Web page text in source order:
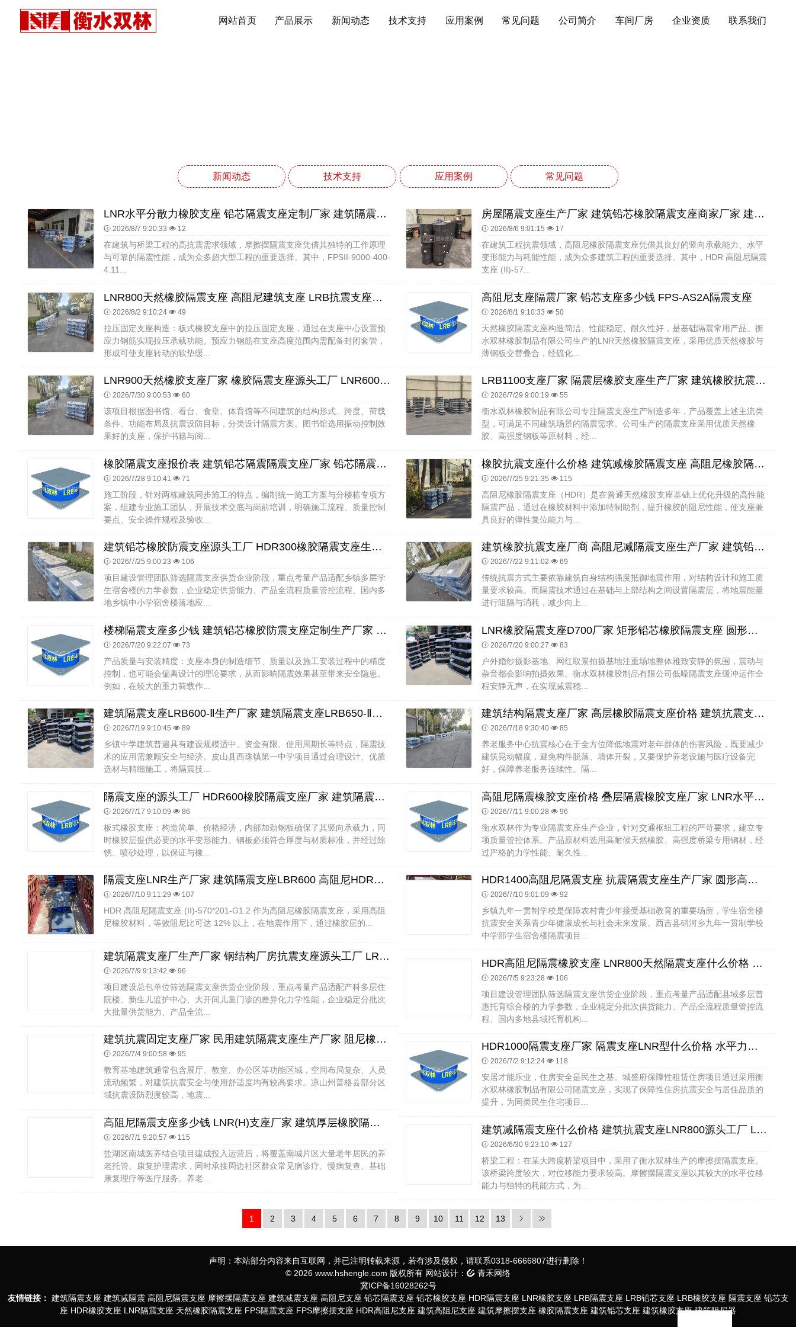
网站首页 产品展示 新闻动态 技术支持 应用案例 常见问题 公司简介 车间厂房 企业资质 联系我们
新闻动态 技术支持 应用案例 常见问题
LNR水平分散力橡胶支座 铅芯隔震支座定制厂家 建筑隔震层隔震支座生产厂家
2026/8/7 9:20:33 12
在建筑与桥梁工程的高抗震需求领域，摩擦摆隔震支座凭借其独特的工作原理
与可靠的隔震性能，成为众多超大型工程的重要选择。其中，FPSII-9000-400-
4.11...
房屋隔震支座生产厂家 建筑铅芯橡胶隔震支座商家厂家 建筑矩形HDR高阻尼隔震支座
2026/8/6 9:01:15 17
在建筑工程抗震领域，高阻尼橡胶隔震支座凭借其良好的竖向承载能力、水平
变形能力与耗能性能，成为众多建筑工程的重要选择。其中，HDR 高阻尼隔震
支座 (II)-57...
LNR800天然橡胶隔震支座 高阻尼建筑支座 LRB抗震支座源头工厂
2026/8/2 9:10:24 49
拉压固定支座构造：板式橡胶支座中的拉压固定支座，通过在支座中心设置预
应力钢筋实现拉压承载功能。预应力钢筋在支座高度范围内需配备封闭套管，
形成可使支座转动的软垫缓...
高阻尼支座隔震厂家 铅芯支座多少钱 FPS-AS2A隔震支座
2026/8/1 9:10:33 50
天然橡胶隔震支座构造简洁、性能稳定、耐久性好，是基础隔震常用产品。衡
水双林橡胶制品有限公司生产的LNR天然橡胶隔震支座，采用优质天然橡胶与
薄钢板交替叠合，经硫化...
LNR900天然橡胶支座厂家 橡胶隔震支座源头工厂 LNR600橡胶支座生产加工
2026/7/30 9:00:53 60
该项目根据图书馆、看台、食堂、体育馆等不同建筑的结构形式、跨度、荷载
条件、功能布局及抗震设防目标，分类设计隔震方案。图书馆选用振动控制效
果好的支座，保护书籍与阅...
LRB1100支座厂家 隔震层橡胶支座生产厂家 建筑橡胶抗震支座定制生产厂家
2026/7/29 9:00:19 55
衡水双林橡胶制品有限公司专注隔震支座生产制造多年，产品覆盖上述主流类
型，可满足不同建筑场景的隔震需求。公司生产的隔震支座采用优质天然橡
胶、高强度钢板等原材料，经...
橡胶隔震支座报价表 建筑铅芯隔震隔震支座厂家 铅芯隔震隔震支座生产厂家
2026/7/28 9:10:41 71
施工阶段，针对两栋建筑同步施工的特点，编制统一施工方案与分楼栋专项方
案，组建专业施工团队，开展技术交底与岗前培训，明确施工流程、质量控制
要点、安全操作规程及验收...
橡胶抗震支座什么价格 建筑减橡胶隔震支座 高阻尼橡胶隔震支座支座厂家
2026/7/25 9:21:35 115
高阻尼橡胶隔震支座（HDR）是在普通天然橡胶支座基础上优化升级的高性能
隔震产品，通过在橡胶材料中添加特制助剂，提升橡胶的阻尼性能，使支座兼
具良好的弹性复位能力与...
建筑铅芯橡胶防震支座源头工厂 HDR300橡胶隔震支座生产厂家 LNR橡胶隔震支座D420什么价格
2026/7/25 9:00:23 106
项目建设管理团队筛选隔震支座供货企业阶段，重点考量产品适配乡镇多层学
生宿舍楼的力学参数，企业稳定供货能力、产品全流程质量管控流程、国内多
地乡镇中小学宿舍楼落地应...
建筑橡胶抗震支座厂商 高阻尼减隔震支座生产厂家 建筑铅芯叠层隔震支座源头工厂
2026/7/22 9:11:02 69
传统抗震方式主要依靠建筑自身结构强度抵御地震作用，对结构设计和施工质
量要求较高。而隔震技术通过在基础与上部结构之间设置隔震层，将地震能量
进行阻隔与消耗，减少向上...
楼梯隔震支座多少钱 建筑铅芯橡胶防震支座定制生产厂家 建筑减震橡胶支座什么价格
2026/7/20 9:22:07 73
产品质量与安装精度：支座本身的制造细节、质量以及施工安装过程中的精度
控制，也可能会偏离设计的理论要求，从而影响隔震效果甚至带来安全隐患。
例如，在较大的重力荷载作...
LNR橡胶隔震支座D700厂家 矩形铅芯橡胶隔震支座 圆形铅芯隔震支座厂家电话
2026/7/20 9:00:27 83
户外婚纱摄影基地、网红取景拍摄基地注重场地整体雅致安静的氛围，震动与
杂音都会影响拍摄效果。衡水双林橡胶制品有限公司低噪隔震支座缓冲运作全
程安静无声，在实现减震稳...
建筑隔震支座LRB600-Ⅱ生产厂家 建筑隔震支座LRB650-Ⅱ源头工厂 HDR1100高阻尼支座
2026/7/19 9:10:45 89
乡镇中学建筑普遍具有建设规模适中、资金有限、使用周期长等特点，隔震技
术的应用需兼顾安全与经济。皮山县西珠镇第一中学项目通过合理设计、优质
选材与精细施工，将隔震技...
建筑结构隔震支座厂家 高层橡胶隔震支座价格 建筑抗震支座定制源头工厂
2026/7/18 9:30:40 85
养老服务中心抗震核心在于全方位降低地震对老年群体的伤害风险，既要减少
建筑晃动幅度，避免构件脱落、墙体开裂，又要保护养老设施与医疗设备完
好，保障养老服务连续性。隔...
隔震支座的源头工厂 HDR600橡胶隔震支座厂家 建筑隔震支座HDR
2026/7/17 9:10:09 86
板式橡胶支座：构造简单、价格经济，内部加劲钢板确保了其竖向承载力，同
时橡胶层提供必要的水平变形能力。钢板必须符合厚度与材质标准，并经过除
锈、喷砂处理，以保证与橡...
高阻尼隔震橡胶支座价格 叠层隔震橡胶支座厂家 LNR水平分散形橡胶隔震支座
2026/7/11 9:00:28 96
衡水双林作为专业隔震支座生产企业，针对交通枢纽工程的严苛要求，建立专
项质量管控体系。产品原材料选用高耐候天然橡胶、高强度桥梁专用钢材，经
过严格的力学性能、耐久性...
隔震支座LNR生产厂家 建筑隔震支座LBR600 高阻尼HDR隔震支座厂家电话
2026/7/10 9:11:29 107
HDR 高阻尼隔震支座 (II)-570*201-G1.2 作为高阻尼橡胶隔震支座，采用高阻
尼橡胶材料，等效阻尼比可达 12% 以上，在地震作用下，通过橡胶层的...
HDR1400高阻尼隔震支座 抗震隔震支座生产厂家 圆形高阻尼橡胶隔震支座的价格
2026/7/10 9:01:09 92
乡镇九年一贯制学校是保障农村青少年接受基础教育的重要场所，学生宿舍楼
抗震安全关系青少年健康成长与社会未来发展。西吉县硝河乡九年一贯制学校
中学部学生宿舍楼隔震项目...
建筑隔震支座厂生产厂家 钢结构厂房抗震支座源头工厂 LRB橡胶隔震支座500(II型)生产厂家
2026/7/9 9:13:42 96
项目建设总包单位筛选隔震支座供货企业阶段，重点考量产品适配产科多层住
院楼、新生儿监护中心、大开间儿童门诊的差异化力学性能，企业稳定分批次
大批量供货能力、产品全流...
HDR高阻尼隔震橡胶支座 LNR800天然隔震支座什么价格 HDR900高阻尼隔震支座厂家电话
2026/7/5 9:23:28 106
项目建设管理团队筛选隔震支座供货企业阶段，重点考量产品适配县域多层普
惠托育综合楼的力学参数，企业稳定分批次供货能力、产品全流程质量管控流
程、国内多地县域托育机构...
建筑抗震固定支座厂家 民用建筑隔震支座生产厂家 阻尼橡胶隔震支座什么价格
2026/7/4 9:00:58 95
教育基地建筑通常包含展厅、教室、办公区等功能区域，空间布局复杂、人员
流动频繁，对建筑抗震安全与使用舒适度均有较高要求。凉山州普格县部分区
域抗震设防烈度较高，地震...
HDR1000隔震支座厂家 隔震支座LNR型什么价格 水平力分散力型LNR隔震支座厂家
2026/7/2 9:12:24 118
安居才能乐业，住房安全是民生之基。城盛府保障性租赁住房项目通过采用衡
水双林橡胶制品有限公司隔震支座，实现了保障性住房抗震安全与居住品质的
提升，为同类民生住宅项目...
高阻尼隔震支座多少钱 LNR(H)支座厂家 建筑厚层橡胶隔震支座
2026/7/1 9:20:57 115
盐湖区南城医养结合项目建成投入运营后，将覆盖南城片区大量老年居民的养
老托管、康复护理需求，同时承接周边社区群众常见病诊疗、慢病复查、基础
康复理疗等医疗服务。养老...
建筑减隔震支座什么价格 建筑抗震支座LNR800源头工厂 LRB1500铅芯隔震支座生产厂家
2026/6/30 9:23:10 127
桥梁工程：在某大跨度桥梁项目中，采用了衡水双林生产的摩擦摆隔震支座。
该桥梁跨度较大，对位移能力要求较高。摩擦摆隔震支座以其较大的水平位移
能力与独特的耗能方式，为...
1 2 3 4 5 6 7 8 9 10 11 12 13
声明：本站部分内容来自互联网，并已注明转载来源，若有涉及侵权，请联系0318-6666807进行删除！
© 2026 www.hshengle.com 版权所有 网站设计：
青禾网络
冀ICP备16028262号
友情链接： 建筑隔震支座 建筑减隔震 高阻尼隔震支座 摩擦摆隔震支座 建筑减震支座 高阻尼支座 铅芯隔震支座 铅芯橡胶支座 HDR隔震支座 LNR橡胶支座 LRB隔震支座 LRB铅芯支座 LRB橡胶支座 隔震支座 铅芯支
座 HDR橡胶支座 LNR隔震支座 天然橡胶隔震支座 FPS隔震支座 FPS摩擦摆支座 HDR高阻尼支座 建筑高阻尼支座 建筑摩擦摆支座 橡胶隔震支座 建筑铅芯支座 建筑橡胶支座 建筑阻尼器